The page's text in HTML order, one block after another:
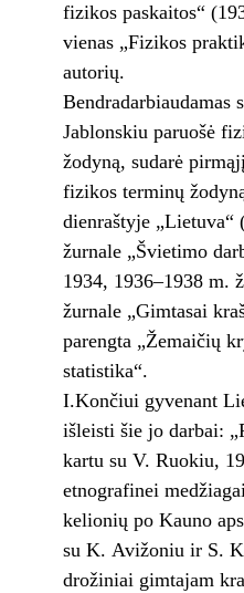
fizikos paskaitos“
vienas „Fizikos
autorių.
Bendradarbiaudamas
Jablonskiu paruošė
žodyną, sudarė
fizikos terminų
dienraštyje „Lietuva“
žurnale „Švietimo
1934, 1936–1938 m.
žurnale „Gimtasai
parengta „Žemaičių
statistika“.
I.Končiui gyvenant
išleisti šie jo darbai:
kartu su V. Ruokiu,
etnografinei
kelionių po Kauno
su K. Avižoniu ir S.
drožiniai gimtajam